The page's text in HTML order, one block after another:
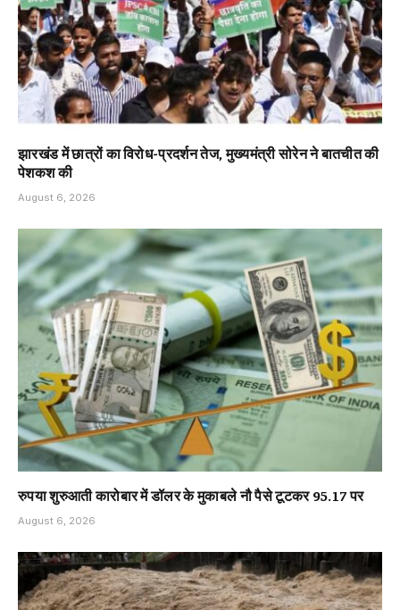
झारखंड में छात्रों का विरोध-प्रदर्शन तेज, मुख्यमंत्री सोरेन ने बातचीत की
पेशकश की
August 6, 2026
रुपया शुरुआती कारोबार में डॉलर के मुकाबले नौ पैसे टूटकर 95.17 पर
August 6, 2026